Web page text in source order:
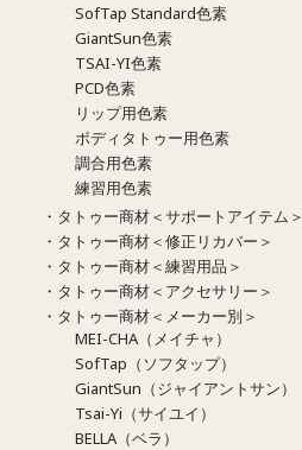
SofTap Standard色素
GiantSun色素
TSAI-YI色素
PCD色素
リップ用色素
ボディタトゥー用色素
調合用色素
練習用色素
・タトゥー商材＜サポートアイテム＞
・タトゥー商材＜修正リカバー＞
・タトゥー商材＜練習用品＞
・タトゥー商材＜アクセサリー＞
・タトゥー商材＜メーカー別＞
MEI-CHA（メイチャ）
SofTap（ソフタップ）
GiantSun（ジャイアントサン）
Tsai-Yi（サイユイ）
BELLA（ベラ）